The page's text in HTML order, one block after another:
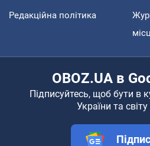
Редакційна політика
OBOZ.UA в
Підписуйтесь, щоб бути в
України та світу